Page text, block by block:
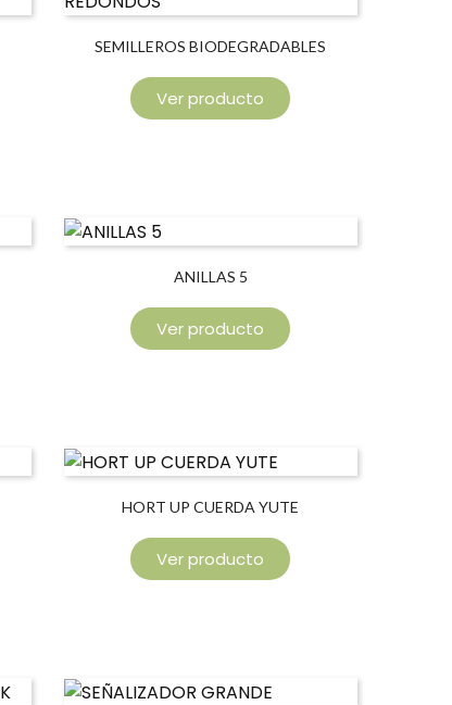
SEMILLEROS BIODEGRADABLES
Ver producto
ANILLAS 5
Ver producto
HORT UP CUERDA YUTE
Ver producto